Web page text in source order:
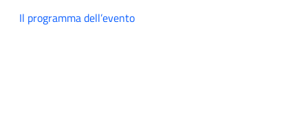
Il programma dell’evento